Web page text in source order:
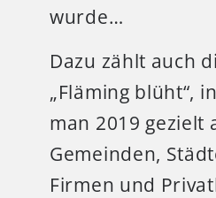
wurde…
Dazu zählt auch
„Fläming blüht“,
man 2019 gezielt
Gemeinden,
Firmen und